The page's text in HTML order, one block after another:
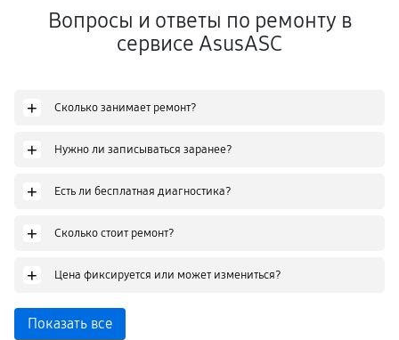
Вопросы и ответы по ремонту в
сервисе AsusASC
+ Сколько занимает ремонт?
+ Нужно ли записываться заранее?
+ Есть ли бесплатная диагностика?
+ Сколько стоит ремонт?
+ Цена фиксируется или может измениться?
Показать все